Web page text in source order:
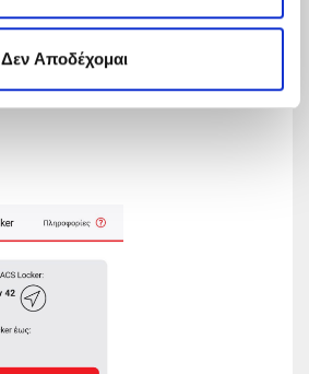
Δεν Αποδέχομαι